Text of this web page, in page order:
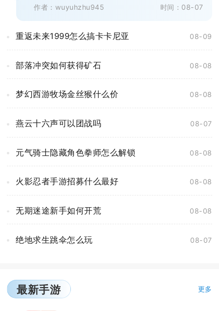
作者：wuyuhzhu945 时间：08-07
重返未来1999怎么搞卡卡尼亚 08-09
部落冲突如何获得矿石 08-08
梦幻西游牧场金丝猴什么价 08-08
燕云十六声可以团战吗 08-07
元气骑士隐藏角色拳师怎么解锁 08-08
火影忍者手游招募什么最好 08-08
无期迷途新手如何开荒 08-08
绝地求生跳伞怎么玩 08-07
最新手游 更多